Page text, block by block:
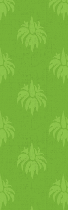
köteg
szál) -
- 60 ml
(most
zsírt) -
-
vas,
is